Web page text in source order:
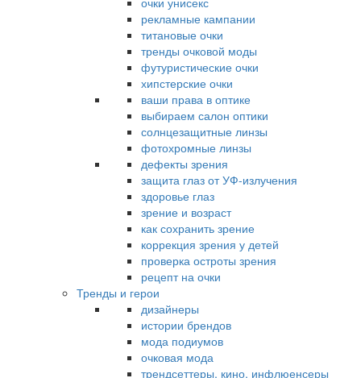
рекламные кампании
титановые очки
тренды очковой моды
футуристические очки
хипстерские очки
ваши права в оптике
выбираем салон оптики
солнцезащитные линзы
фотохромные линзы
дефекты зрения
защита глаз от УФ-излучения
здоровье глаз
зрение и возраст
как сохранить зрение
коррекция зрения у детей
проверка остроты зрения
рецепт на очки
Тренды и герои
дизайнеры
истории брендов
мода подиумов
очковая мода
трендсеттеры, кино, инфлюенсеры